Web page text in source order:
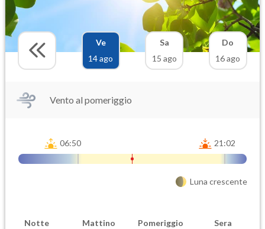
Ve
14 ago
Sa
15 ago
Do
16 ago
Vento al pomeriggio
06:50 21:02
Luna crescente
Notte Mattino Pomeriggio Sera